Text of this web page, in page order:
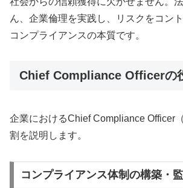
ん、企業倫理を実践し、リスクをコン
コンプライアンスの本質です。
Chief Compliance Officerの
企業におけるChief Compliance Officer
割を説明します。
コンプライアンス体制の構築・